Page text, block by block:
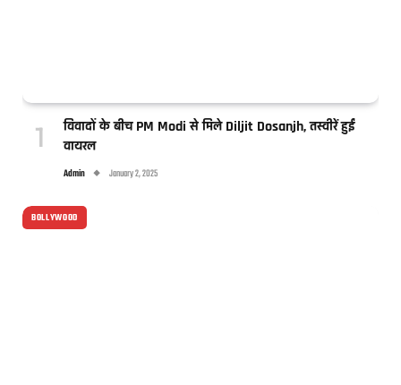
विवादों के बीच PM Modi से मिले Diljit Dosanjh, तस्वीरें हुईं
वायरल
Admin January 2, 2025
BOLLYWOOD